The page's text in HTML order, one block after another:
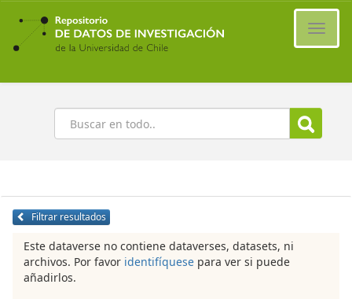
Ir
contenido
principal
Buscar
Filtrar resultados
Este dataverse no contiene dataverses, datasets, ni
archivos. Por favor identifíquese para ver si puede
añadirlos.